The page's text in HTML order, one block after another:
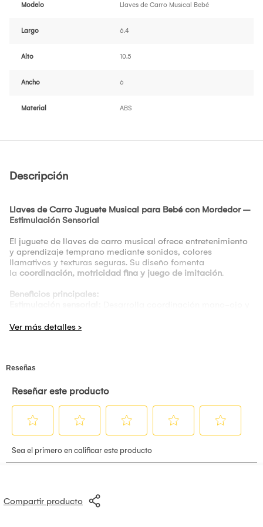
Modelo Llaves de Carro Musical Bebé
Largo 6.4
Alto 10.5
Ancho 6
Material ABS
Descripción
Llaves de Carro Juguete Musical para Bebé con Mordedor –
Estimulación Sensorial
El juguete de llaves de carro musical ofrece entretenimiento
y aprendizaje temprano mediante sonidos, colores
llamativos y texturas seguras. Su diseño fomenta
la coordinación, motricidad fina y juego de imitación.
Beneficios principales:
Función musical: Incluye sonidos interactivos
Tamaño:6 x 10.5 cm
Edad recomendada:
18 meses a más
Compartir producto